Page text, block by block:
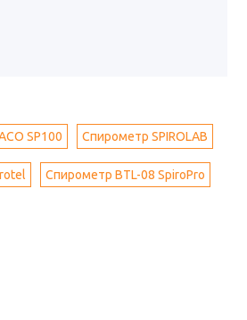
SP100 Спирометр SPIROLAB
Спирометр BTL-08 SpiroPro